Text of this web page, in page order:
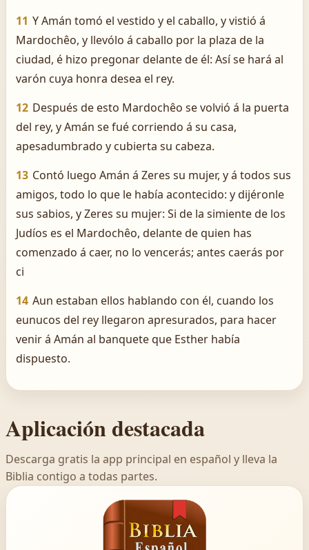
11 Y Amán tomó el vestido y el caballo, y vistió á
Mardochêo, y llevólo á caballo por la plaza de la
ciudad, é hizo pregonar delante de él: Así se hará al
varón cuya honra desea el rey.
12 Después de esto Mardochêo se volvió á la puerta
del rey, y Amán se fué corriendo á su casa,
apesadumbrado y cubierta su cabeza.
13 Contó luego Amán á Zeres su mujer, y á todos sus
amigos, todo lo que le había acontecido: y dijéronle
sus sabios, y Zeres su mujer: Si de la simiente de los
Judíos es el Mardochêo, delante de quien has
comenzado á caer, no lo vencerás; antes caerás por
ci
14 Aun estaban ellos hablando con él, cuando los
eunucos del rey llegaron apresurados, para hacer
venir á Amán al banquete que Esther había
dispuesto.
Aplicación destacada
Descarga gratis la app principal en español y lleva la
Biblia contigo a todas partes.